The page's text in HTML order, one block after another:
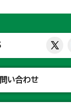
い合わせ